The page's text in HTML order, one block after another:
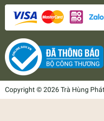
Copyright © 2026 Trà Hùng